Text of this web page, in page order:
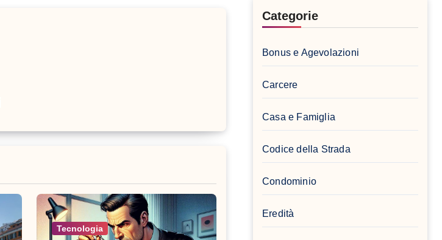
Tecnologia
Categorie
Bonus e Agevolazioni
Carcere
Casa e Famiglia
Codice della Strada
Condominio
Eredità